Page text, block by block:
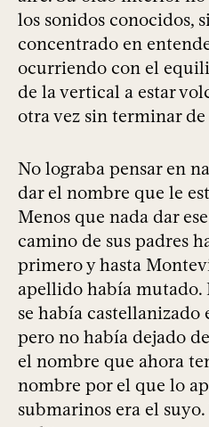
los sonidos conocidos,
concentrado en
ocurriendo con el
de la vertical a estar
otra vez sin terminar de
No lograba pensar en
dar el nombre que le
Menos que nada dar
camino de sus padres
primero y hasta
apellido había mutado.
se había castellanizado
pero no había dejado
el nombre que ahora
nombre por el que lo
submarinos era el suyo.